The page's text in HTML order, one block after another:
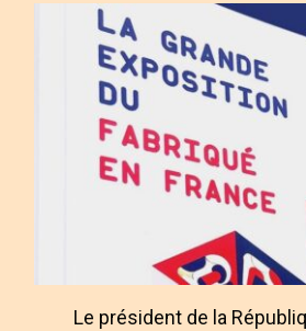
Le président de la